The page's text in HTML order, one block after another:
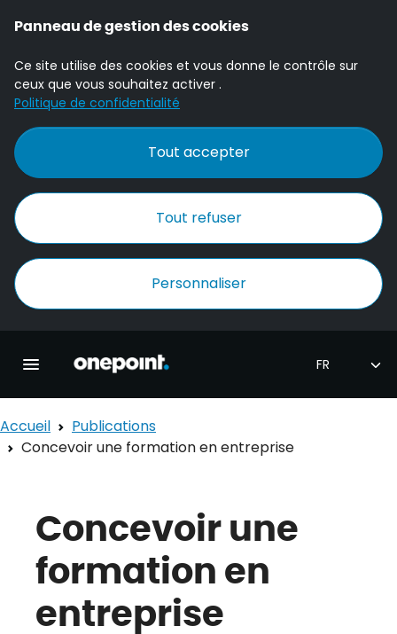
Panneau de gestion des cookies
Ce site utilise des cookies et vous donne le contrôle sur
ceux que vous souhaitez activer .
Politique de confidentialité
Tout accepter
Tout refuser
Personnaliser
Accueil Onepoint
Accueil
Publications
Concevoir une formation en entreprise
Concevoir une
formation en
entreprise